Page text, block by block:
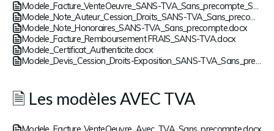
Modele_Facture_VenteOeuvre_SANS-TVA_Sans_precompte_Sans CGV.docx
Modele_Note_Auteur_Cession_Droits_SANS-TVA_Sans_precompte.docx
Modele_Note_Honoraires_SANS-TVA_Sans_precompte.docx
Modele_Facture_Remboursement FRAIS_SANS-TVA.docx
Modele_Certificat_Authenticite.docx
Modele_Devis_Cession_Droits-Exposition_SANS-TVA_Sans_precompte.docx
🗎 Les modèles AVEC TVA